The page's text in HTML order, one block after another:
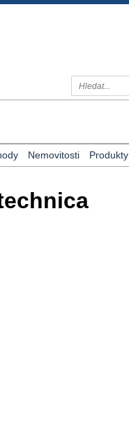
Nemovitosti Produkty